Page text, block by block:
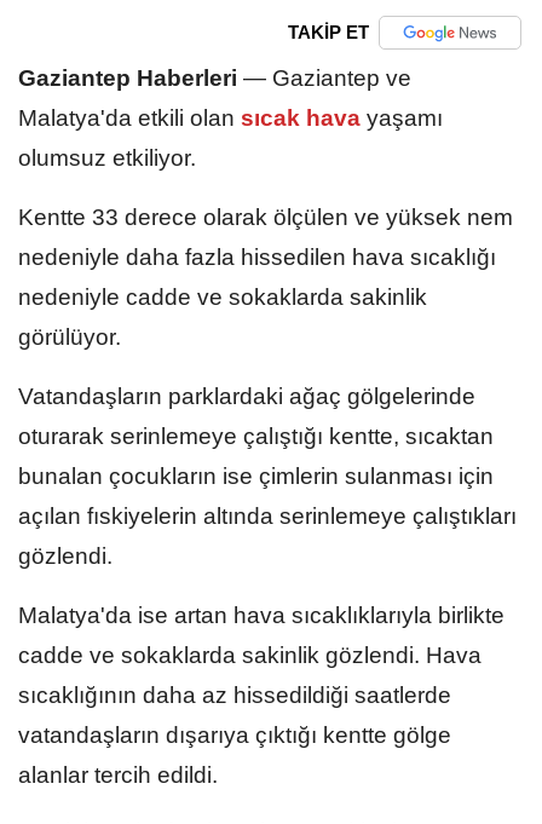
TAKİP ET
Gaziantep Haberleri — Gaziantep ve
Malatya'da etkili olan sıcak hava yaşamı
olumsuz etkiliyor.
Kentte 33 derece olarak ölçülen ve yüksek nem
nedeniyle daha fazla hissedilen hava sıcaklığı
nedeniyle cadde ve sokaklarda sakinlik
görülüyor.
Vatandaşların parklardaki ağaç gölgelerinde
oturarak serinlemeye çalıştığı kentte, sıcaktan
bunalan çocukların ise çimlerin sulanması için
açılan fıskiyelerin altında serinlemeye çalıştıkları
gözlendi.
Malatya'da ise artan hava sıcaklıklarıyla birlikte
cadde ve sokaklarda sakinlik gözlendi. Hava
sıcaklığının daha az hissedildiği saatlerde
vatandaşların dışarıya çıktığı kentte gölge
alanlar tercih edildi.